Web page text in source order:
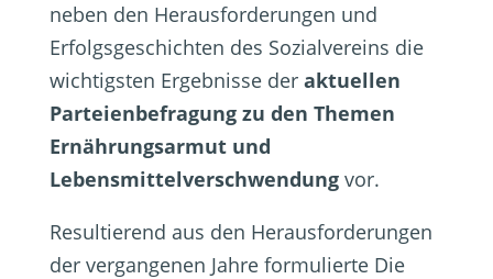
neben den Herausforderungen und
Erfolgsgeschichten des Sozialvereins die
wichtigsten Ergebnisse der aktuellen
Parteienbefragung zu den Themen
Ernährungsarmut und
Lebensmittelverschwendungvor.
Resultierend aus den Herausforderungen
der vergangenen Jahre formulierte Die